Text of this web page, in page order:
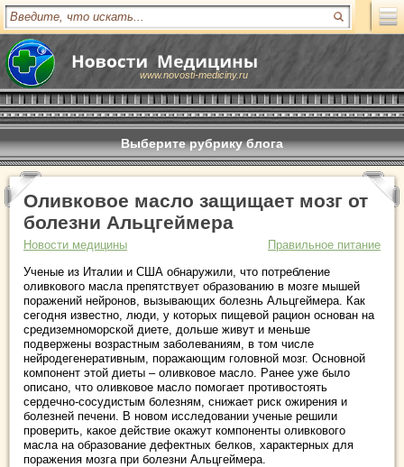
www.novosti-mediciny.ru
Выберите рубрику блога
Оливковое масло защищает мозг от
болезни Альцгеймера
Новости медицины
Правильное питание
Ученые из Италии и США обнаружили, что потребление
оливкового масла препятствует образованию в мозге мышей
поражений нейронов, вызывающих болезнь Альцгеймера. Как
сегодня известно, люди, у которых пищевой рацион основан на
средиземноморской диете, дольше живут и меньше
подвержены возрастным заболеваниям, в том числе
нейродегенеративным, поражающим головной мозг. Основной
компонент этой диеты – оливковое масло. Ранее уже было
описано, что оливковое масло помогает противостоять
сердечно-сосудистым болезням, снижает риск ожирения и
болезней печени. В новом исследовании ученые решили
проверить, какое действие окажут компоненты оливкового
масла на образование дефектных белков, характерных для
поражения мозга при болезни Альцгеймера.